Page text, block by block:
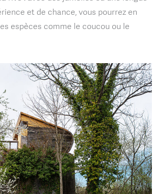
et de chance, vous pourrez en
espèces comme le coucou ou le